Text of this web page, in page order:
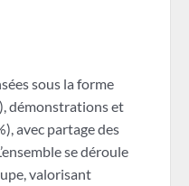
sous la forme
démonstrations et
avec partage des
se déroule
valorisant